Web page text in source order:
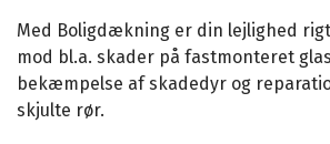
Med Boligdækning er din lejlighed
mod bl.a. skader på fastmonteret
bekæmpelse af skadedyr og
skjulte rør.